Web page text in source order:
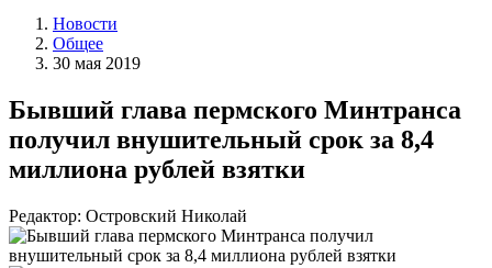
Новости
Общее
30 мая 2019
Бывший глава пермского Минтранса
получил внушительный срок за 8,4
миллиона рублей взятки
Редактор: Островский Николай